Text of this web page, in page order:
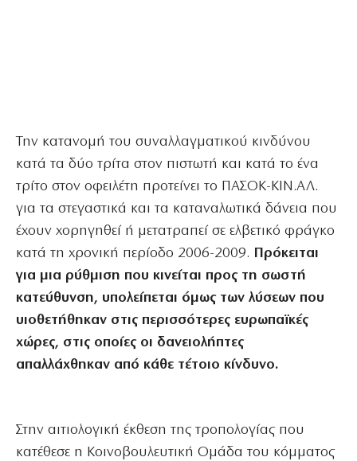
Την κατανομή του συναλλαγματικού κινδύνου
κατά τα δύο τρίτα στον πιστωτή και κατά το ένα
τρίτο στον οφειλέτη προτείνει το ΠΑΣΟΚ-ΚΙΝ.ΑΛ.
για τα στεγαστικά και τα καταναλωτικά δάνεια που
έχουν χορηγηθεί ή μετατραπεί σε ελβετικό φράγκο
κατά τη χρονική περίοδο 2006-2009. Πρόκειται
για μια ρύθμιση που κινείται προς τη σωστή
κατεύθυνση, υπολείπεται όμως των λύσεων που
υιοθετήθηκαν στις περισσότερες ευρωπαϊκές
χώρες, στις οποίες οι δανειολήπτες
απαλλάχθηκαν από κάθε τέτοιο κίνδυνο.
Στην αιτιολογική έκθεση της τροπολογίας που
κατέθεσε η Κοινοβουλευτική Ομάδα του κόμματος